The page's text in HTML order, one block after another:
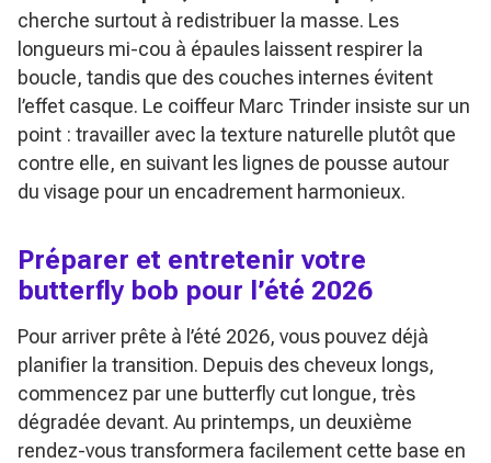
cherche surtout à redistribuer la masse. Les
longueurs mi-cou à épaules laissent respirer la
boucle, tandis que des couches internes évitent
l’effet casque. Le coiffeur Marc Trinder insiste sur un
point : travailler avec la texture naturelle plutôt que
contre elle, en suivant les lignes de pousse autour
du visage pour un encadrement harmonieux.
Préparer et entretenir votre
butterfly bob pour l’été 2026
Pour arriver prête à l’été 2026, vous pouvez déjà
planifier la transition. Depuis des cheveux longs,
commencez par une butterfly cut longue, très
dégradée devant. Au printemps, un deuxième
rendez-vous transformera facilement cette base en